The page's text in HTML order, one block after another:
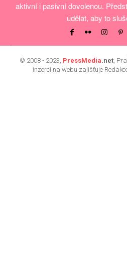
aktivní i pasivní dovolenou.
udělat, aby to
© 2008 - 2023, PressMedia.net,
inzerci na webu zajišťuje